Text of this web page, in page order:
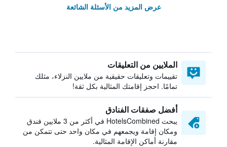
عرض المزيد من الأسئلة الشائعة
الملايين من التعليقات
تقييمات وتعليقات حقيقية من ملايين النزلاء، مثلك
تمامًا. احجز إقامتك المثالية بكل ثقة!
أفضل صفقات الفنادق
يبحث HotelsCombined في أكثر من 3 ملايين فندق
ومكان إقامة ويجمعهم في مكان واحد حتى تتمكن من
مقارنة أماكن الإقامة المثالية.